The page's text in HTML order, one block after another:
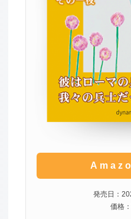
発売日：
価格